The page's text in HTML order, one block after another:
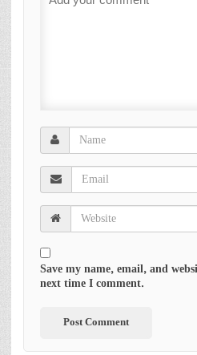
Save my name, email, and
next time I comment.